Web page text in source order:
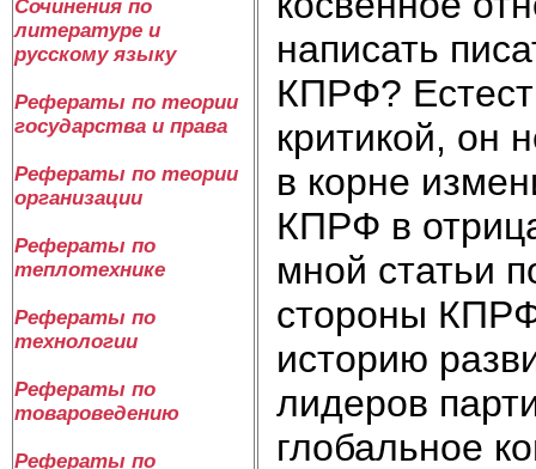
Сочинения по
литературе и
русскому языку
Рефераты по теории
государства и права
Рефераты по теории
организации
Рефераты по
теплотехнике
Рефераты по
технологии
Рефераты по
товароведению
Рефераты по
написать
КПРФ?
критикой, он
в корне
КПРФ в
мной статьи
стороны
историю
лидеров
глобальное